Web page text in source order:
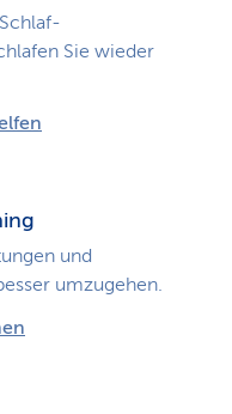
Schlaf­
Sie wieder
und
umzugehen.